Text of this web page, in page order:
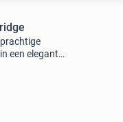
een elegante